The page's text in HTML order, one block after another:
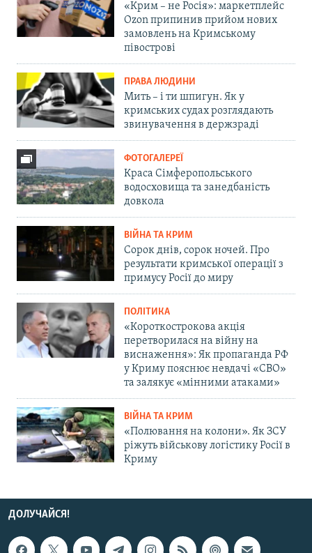
«Крим – не Росія»: маркетплейс
Ozon припинив прийом нових
замовлень на Кримському
півострові
ПРАВА ЛЮДИНИ
Мить – і ти шпигун. Як у
кримських судах розглядають
звинувачення в держзраді
ФОТОГАЛЕРЕЇ
Краса Сімферопольського
водосховища та занедбаність
довкола
ВІЙНА ТА КРИМ
Сорок днів, сорок ночей. Про
результати кримської операції з
примусу Росії до миру
ПОЛІТИКА
«Короткострокова акція
перетворилася на війну на
виснаження»: Як пропаганда РФ
у Криму пояснює невдачі «СВО»
та залякує «мінними атаками»
ВІЙНА ТА КРИМ
«Полювання на колони». Як ЗСУ
ріжуть військову логістику Росії в
Криму
ДОЛУЧАЙСЯ!